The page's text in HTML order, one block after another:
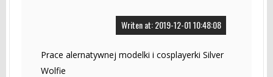
Writen at: 2019-12-01 10:48:08
Prace alernatywnej modelki i cosplayerki Silver
Wolfie